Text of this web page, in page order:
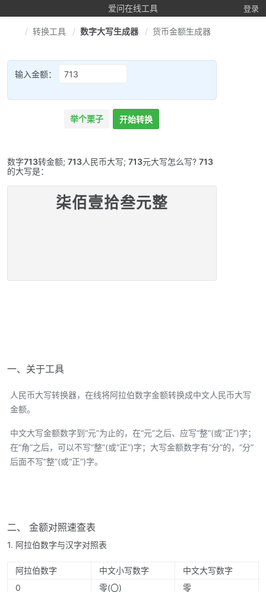
爱问在线工具 登录
转换工具 数字大写生成器 货币金额生成器
输入金额：
举个栗子 开始转换
数字713转金额; 713人民币大写; 713元大写怎么写? 713
的大写是：
柒佰壹拾叁元整
一、关于工具
人民币大写转换器，在线将阿拉伯数字金额转换成中文人民币大写
金额。
中文大写金额数字到“元”为止的，在“元”之后、应写“整”(或“正”)字；
在“角”之后，可以不写“整”(或“正”)字；大写金额数字有“分”的，“分”
后面不写“整”(或“正”)字。
二、 金额对照速查表
1. 阿拉伯数字与汉字对照表
阿拉伯数字 中文小写数字
中文大写数字
0
零(〇)
零